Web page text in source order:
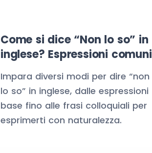
Come si dice “Non lo so” in
inglese? Espressioni comuni
Impara diversi modi per dire “non
lo so” in inglese, dalle espressioni
base fino alle frasi colloquiali per
esprimerti con naturalezza.